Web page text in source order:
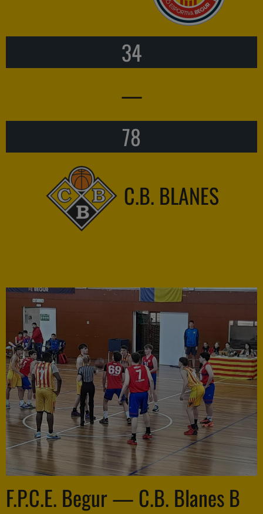
34
—
78
C.B. BLANES
F.P.C.E. Begur — C.B. Blanes B